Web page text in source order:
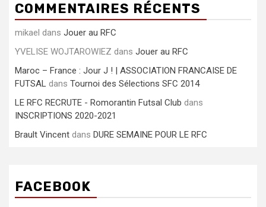
COMMENTAIRES RÉCENTS
mikael dans Jouer au RFC
YVELISE WOJTAROWIEZ dans Jouer au RFC
Maroc – France : Jour J ! | ASSOCIATION FRANCAISE DE
FUTSAL dans Tournoi des Sélections SFC 2014
LE RFC RECRUTE - Romorantin Futsal Club dans
INSCRIPTIONS 2020-2021
Brault Vincent dans DURE SEMAINE POUR LE RFC
FACEBOOK